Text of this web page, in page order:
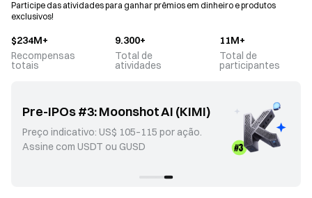
Participe das atividades para ganhar prêmios em dinheiro e produtos
exclusivos!
$234M+
Recompensas
totais
9.300+
Total de
atividades
11M+
Total de
participantes
Pre-IPOs #3: Moonshot AI (KIMI)
Preço indicativo: US$ 105–115 por ação.
Assine com USDT ou GUSD